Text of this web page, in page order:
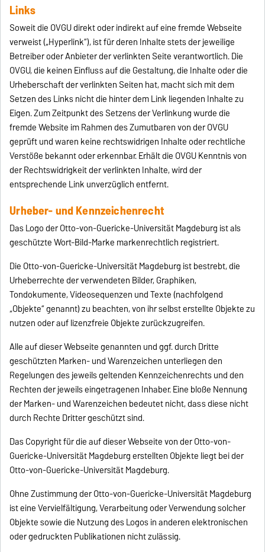
Links
Soweit die OVGU direkt oder indirekt auf eine fremde Webseite
verweist („Hyperlink“), ist für deren Inhalte stets der jeweilige
Betreiber oder Anbieter der verlinkten Seite verantwortlich. Die
OVGU, die keinen Einfluss auf die Gestaltung, die Inhalte oder die
Urheberschaft der verlinkten Seiten hat, macht sich mit dem
Setzen des Links nicht die hinter dem Link liegenden Inhalte zu
Eigen. Zum Zeitpunkt des Setzens der Verlinkung wurde die
fremde Website im Rahmen des Zumutbaren von der OVGU
geprüft und waren keine rechtswidrigen Inhalte oder rechtliche
Verstöße bekannt oder erkennbar. Erhält die OVGU Kenntnis von
der Rechtswidrigkeit der verlinkten Inhalte, wird der
entsprechende Link unverzüglich entfernt.
Urheber- und Kennzeichenrecht
Das Logo der Otto-von-Guericke-Universität Magdeburg ist als
geschützte Wort-Bild-Marke markenrechtlich registriert.
Die Otto-von-Guericke-Universität Magdeburg ist bestrebt, die
Urheberrechte der verwendeten Bilder, Graphiken,
Tondokumente, Videosequenzen und Texte (nachfolgend
„Objekte“ genannt) zu beachten, von ihr selbst erstellte Objekte zu
nutzen oder auf lizenzfreie Objekte zurückzugreifen.
Alle auf dieser Webseite genannten und ggf. durch Dritte
geschützten Marken- und Warenzeichen unterliegen den
Regelungen des jeweils geltenden Kennzeichenrechts und den
Rechten der jeweils eingetragenen Inhaber. Eine bloße Nennung
der Marken- und Warenzeichen bedeutet nicht, dass diese nicht
durch Rechte Dritter geschützt sind.
Das Copyright für die auf dieser Webseite von der Otto-von-
Guericke-Universität Magdeburg erstellten Objekte liegt bei der
Otto-von-Guericke-Universität Magdeburg.
Ohne Zustimmung der Otto-von-Guericke-Universität Magdeburg
ist eine Vervielfältigung, Verarbeitung oder Verwendung solcher
Objekte sowie die Nutzung des Logos in anderen elektronischen
oder gedruckten Publikationen nicht zulässig.